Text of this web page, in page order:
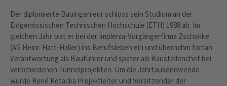
Der diplomierte Bauingenieur schloss sein Studium an der
Eidgenössischen Technischen Hochschule (ETH) 1988 ab. Im
gleichen Jahr trat er bei der Implenia-Vorgängerfirma Zschokke
(AG Heinr. Hatt-Haller) ins Berufsleben ein und übernahm fortan
Verantwortung als Bauführer und später als Baustellenchef bei
verschiedenen Tunnelprojekten. Um die Jahrtausendwende
wurde René Kotacka Projektleiter und Vorsitzender der